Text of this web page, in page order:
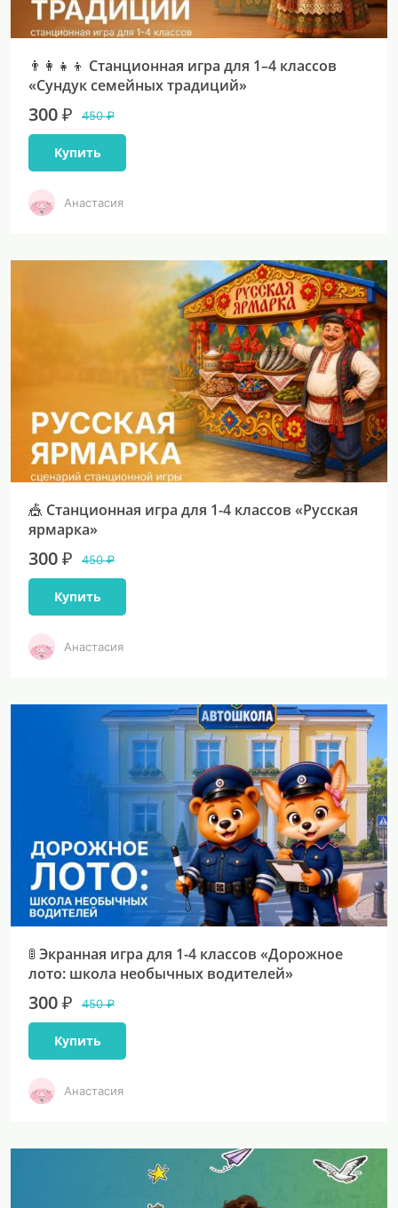
👨‍👩‍👧‍👦 Станционная игра для 1–4 классов
«Сундук семейных традиций»
300 ₽ 450 ₽
Купить
Анастасия
🎪 Станционная игра для 1-4 классов «Русская
ярмарка»
300 ₽ 450 ₽
Купить
Анастасия
🚦 Экранная игра для 1-4 классов «Дорожное
лото: школа необычных водителей»
300 ₽ 450 ₽
Купить
Анастасия